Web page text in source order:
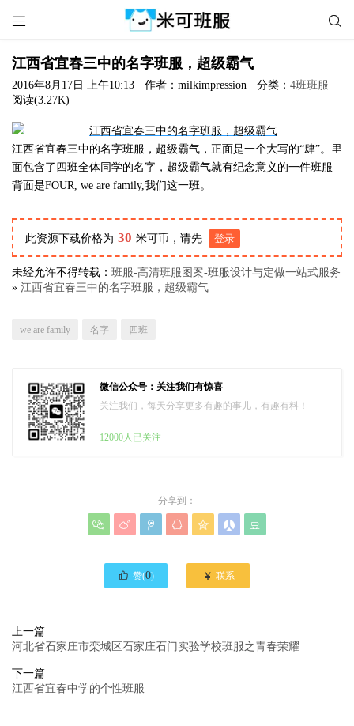
 
江西省宜春三中的名字班服，超级霸气
2016年8月17日 上午10:13 作者：milkimpression 分类： 4班班服
阅读(3.27K)
江西省宜春三中的名字班服，超级霸气，正面是一个大写的“肆”。里
面包含了四班全体同学的名字，超级霸气就有纪念意义的一件班服
背面是FOUR, we are family,我们这一班。
此资源下载价格为 30 米可币，请先 登录
未经允许不得转载： 班服-高清班服图案-班服设计与定做一站式服务
» 江西省宜春三中的名字班服，超级霸气
we are family 名字 四班
微信公众号：关注我们有惊喜
关注我们，每天分享更多有趣的事儿，有趣有料！
12000人已关注
分享到：
      
 赞(0)  联系
上一篇
河北省石家庄市栾城区石家庄石门实验学校班服之青春荣耀
下一篇
江西省宜春中学的个性班服